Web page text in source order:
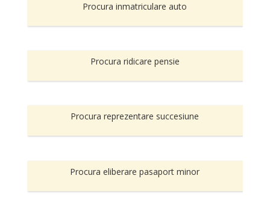
Procura inmatriculare auto
Procura ridicare pensie
Procura reprezentare succesiune
Procura eliberare pasaport minor